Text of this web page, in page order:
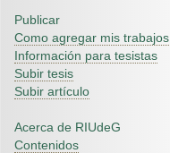
Publicar
Como agregar mis trabajos
Información para tesistas
Subir tesis
Subir artículo
Acerca de RIUdeG
Contenidos